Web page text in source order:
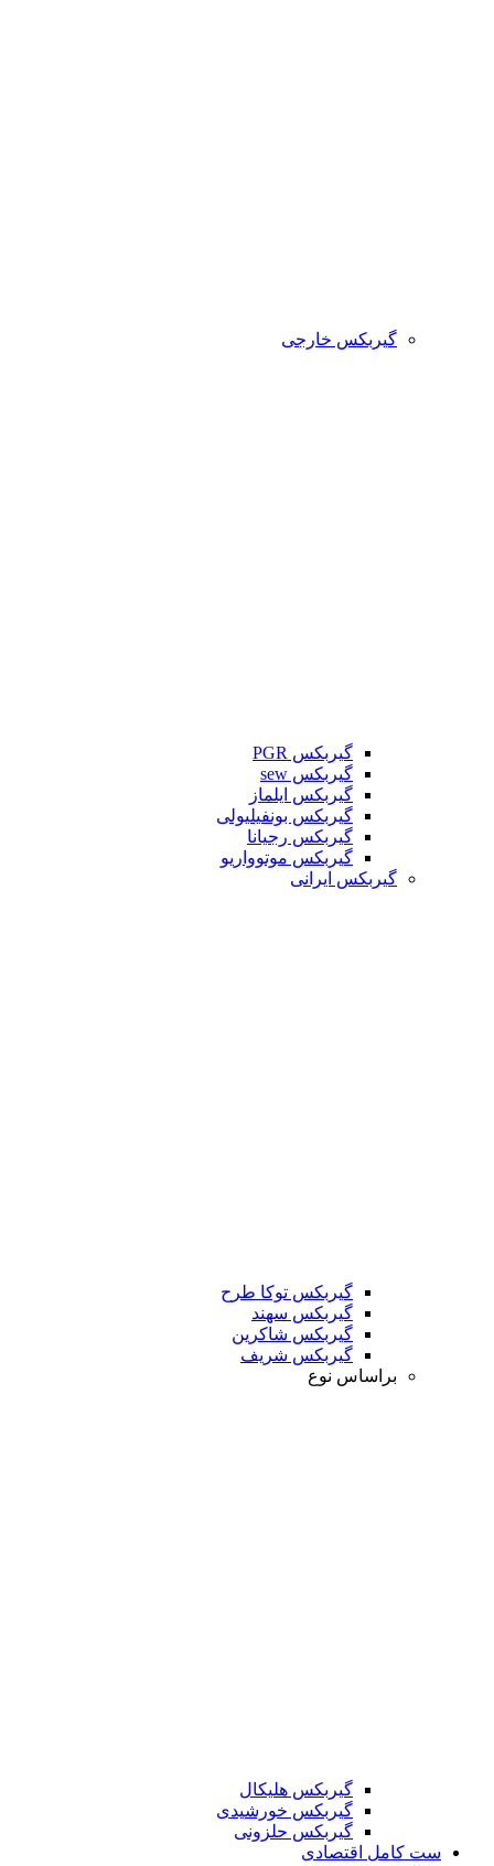
گیربکس خارجی
گیربکس PGR
گیربکس sew
گیربکس ایلماز
گیربکس بونفیلیولی
گیربکس رجیانا
گیربکس موتوواریو
گیربکس ایرانی
گیربکس توکا طرح
گیربکس سهند
گیربکس شاکرین
گیربکس شریف
براساس نوع
گیربکس هلیکال
گیربکس خورشیدی
گیربکس حلزونی
ست کامل اقتصادی